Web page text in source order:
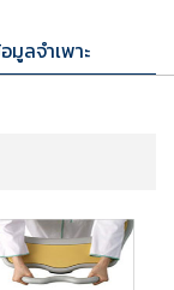
มูลจำเพาะ